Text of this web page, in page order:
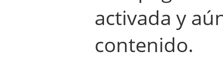
activada y
contenido.